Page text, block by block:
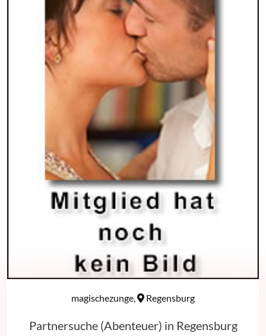
magischezunge, Regensburg
Partnersuche (Abenteuer) in Regensburg